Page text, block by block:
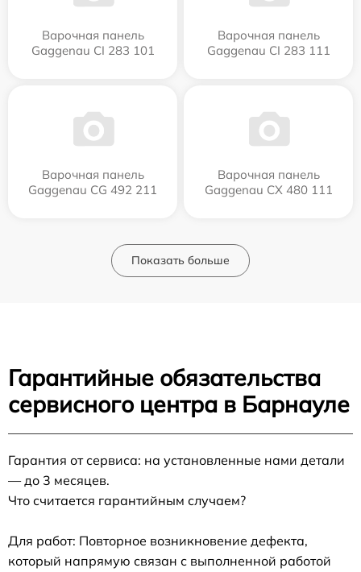
Варочная панель
Gaggenau CI 283 101
Варочная панель
Gaggenau CI 283 111
Варочная панель
Gaggenau CG 492 211
Варочная панель
Gaggenau CX 480 111
Показать больше
Гарантийные обязательства
сервисного центра в Барнауле
Гарантия от сервиса: на установленные нами детали
— до 3 месяцев.
Что считается гарантийным случаем?
Для работ: Повторное возникновение дефекта,
который напрямую связан с выполненной работой